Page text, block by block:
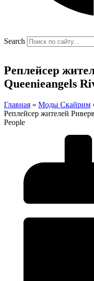
Search
Реплейсер
Queenieangels
Главная » Моды Скайрим
Реплейсер жителей
People